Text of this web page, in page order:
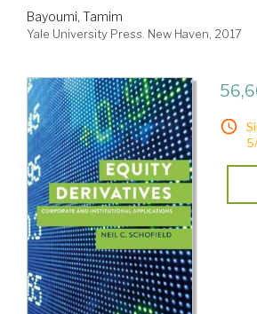
Bayoumi, Tamim
Yale University Press. New Haven, 2017